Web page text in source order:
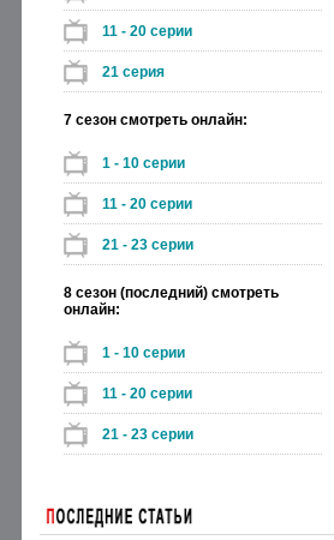
11 - 20 серии
21 серия
7 сезон смотреть онлайн:
1 - 10 серии
11 - 20 серии
21 - 23 серии
8 сезон (последний) смотреть
онлайн:
1 - 10 серии
11 - 20 серии
21 - 23 серии